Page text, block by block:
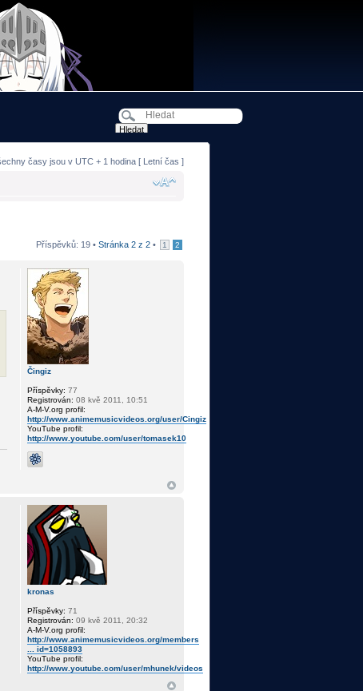
časy jsou v UTC + 1 hodina [ Letní čas ]
Příspěvků: 19 • Stránka 2 z 2 • 1 2
Čingiz
Příspěvky: 77
Registrován: 08 kvě 2011, 10:51
A-M-V.org profil:
http://www.animemusicvideos.org/user/Cingiz
YouTube profil:
http://www.youtube.com/user/tomasek10
kronas
Příspěvky: 71
Registrován: 09 kvě 2011, 20:32
A-M-V.org profil:
http://www.animemusicvideos.org/members
... id=1058893
YouTube profil:
http://www.youtube.com/user/mhunek/videos